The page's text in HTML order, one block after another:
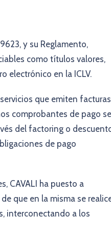
y su Reglamento,
como títulos valores,
electrónico en la ICLV.
que emiten facturas
comprobantes de pago se
del factoring o
de pago
CAVALI ha puesto a
que en la misma se
interconectando a los